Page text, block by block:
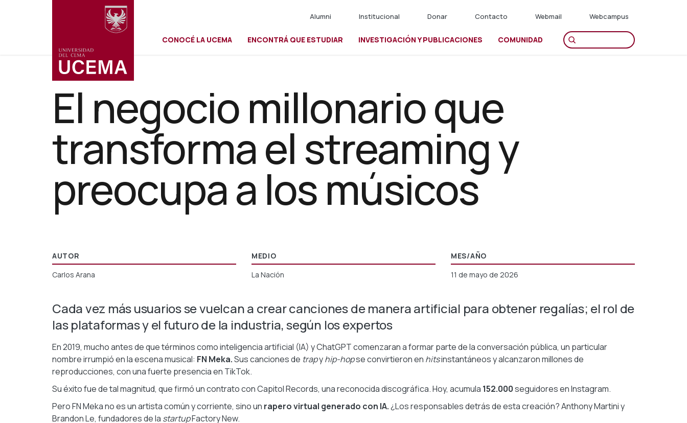
Menú
secundario
Alumni Institucional Donar Contacto Webmail Webcampus
CONOCÉ LA UCEMA ENCONTRÁ QUE ESTUDIAR INVESTIGACIÓN Y PUBLICACIONES COMUNIDAD
El negocio millonario que
transforma el streaming y
preocupa a los músicos
AUTOR
Carlos Arana
MEDIO
La Nación
MES/AÑO
11 de mayo de 2026
Cada vez más usuarios se vuelcan a crear canciones de manera artificial para obtener regalías; el rol de
las plataformas y el futuro de la industria, según los expertos
En 2019, mucho antes de que términos como inteligencia artificial (IA) y ChatGPT comenzaran a formar parte de la conversación pública, un particular
nombre irrumpió en la escena musical: FN Meka.Sus canciones de trapyhip-hopse convirtieron en hitsinstantáneos y alcanzaron millones de
reproducciones, con una fuerte presencia en TikTok.
Su éxito fue de tal magnitud, que firmó un contrato con Capitol Records, una reconocida discográfica. Hoy, acumula 152.000seguidores en Instagram.
Pero FN Meka no es un artista común y corriente, sino un rapero virtual generado con IA.¿Los responsables detrás de esta creación? Anthony Martini y
Brandon Le, fundadores de la startupFactory New.